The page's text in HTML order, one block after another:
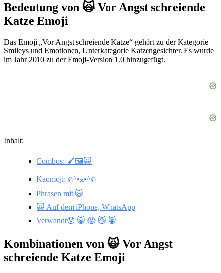
Bedeutung von 🙀 Vor Angst schreiende
Katze Emoji
Das Emoji „Vor Angst schreiende Katze“ gehört zu der Kategorie
Smileys und Emotionen, Unterkategorie Katzengesichter. Es wurde
im Jahr 2010 zu der Emoji-Version 1.0 hinzugefügt.
Inhalt:
Combos: 🖌️🖼️🙀
Kaomoji: ฅ^•ﻌ•^ฅ
Phrasen mit 🙀
🙀 Auf dem iPhone, WhatsApp
Verwandt😰 😺 😱 😼 😸
Kombinationen von 🙀 Vor Angst
schreiende Katze Emoji